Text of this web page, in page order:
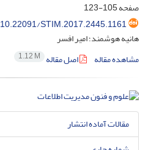
صفحه105-123
10.22091/STIM.2017.2445.1161
هانیه هوشمند؛ امیر افسر
مشاهده مقاله
اصل مقاله 1.12 M
مقالات آماده انتشار